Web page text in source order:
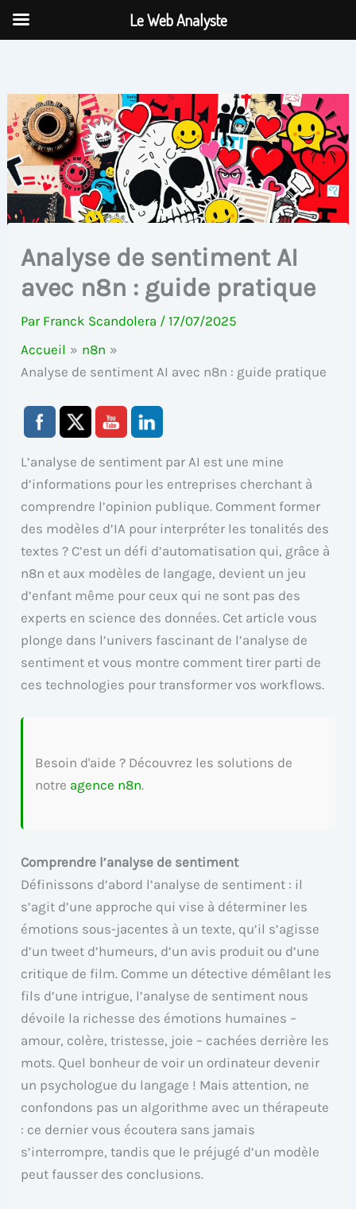
Aller
Analyse de sentiment AI
avec n8n : guide pratique
Par Franck Scandolera /17/07/2025
Accueil
n8n
Analyse de sentiment AI avec n8n : guide pratique
L’analyse de sentiment par AI est une mine
d’informations pour les entreprises cherchant à
comprendre l’opinion publique. Comment former
des modèles d’IA pour interpréter les tonalités des
textes ? C’est un défi d’automatisation qui, grâce à
n8n et aux modèles de langage, devient un jeu
d’enfant même pour ceux qui ne sont pas des
experts en science des données. Cet article vous
plonge dans l’univers fascinant de l’analyse de
sentiment et vous montre comment tirer parti de
ces technologies pour transformer vos workflows.
Besoin d'aide ? Découvrez les solutions de
notre agence n8n.
Comprendre l’analyse de sentiment
Définissons d’abord l’analyse de sentiment : il
s’agit d’une approche qui vise à déterminer les
émotions sous-jacentes à un texte, qu’il s’agisse
d’un tweet d’humeurs, d’un avis produit ou d’une
critique de film. Comme un détective démêlant les
fils d’une intrigue, l’analyse de sentiment nous
dévoile la richesse des émotions humaines –
amour, colère, tristesse, joie – cachées derrière les
mots. Quel bonheur de voir un ordinateur devenir
un psychologue du langage ! Mais attention, ne
confondons pas un algorithme avec un thérapeute
: ce dernier vous écoutera sans jamais
s’interrompre, tandis que le préjugé d’un modèle
peut fausser des conclusions.
Le Web Analyste